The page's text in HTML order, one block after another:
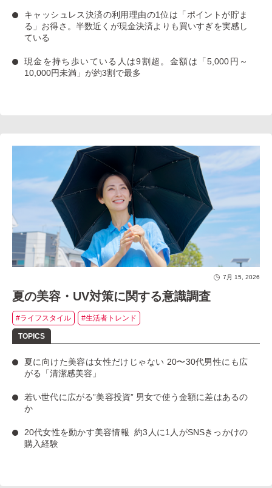
キャッシュレス決済の利用理由の1位は「ポイントが貯ま
る」お得さ。 半数近くが現金決済よりも買いすぎを実感し
ている
現金を持ち歩いている人は9割超 。金額は「5,000円～
10,000円未満」が約3割で最多
7月 15, 2026
夏の美容・UV対策に関する意識調査
#ライフスタイル #生活者トレンド
夏に向けた美容は女性だけじゃない 20〜30代男性にも広
がる「清潔感美容」
若い世代に広がる”美容投資” 男女で使う金額に差はあるの
か
20代女性を動かす美容情報約3人に1人がSNSきっかけの
購入経験